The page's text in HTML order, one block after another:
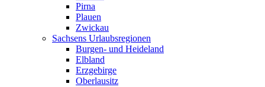
Pirna
Plauen
Zwickau
Sachsens Urlaubsregionen
Burgen- und Heideland
Elbland
Erzgebirge
Oberlausitz